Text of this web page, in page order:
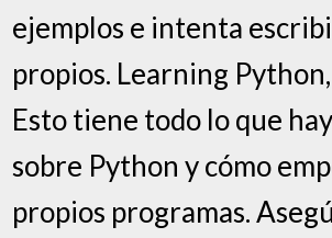
ejemplos e intenta
propios. Learning
Esto tiene todo lo que
sobre Python y cómo
propios programas.